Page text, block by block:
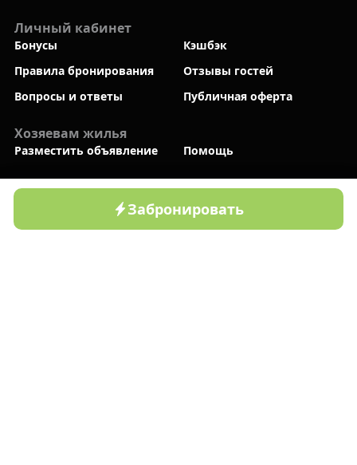
Дачи Зоны отдыха
Забронировать
Личный кабинет
Бонусы
Кэшбэк
Правила бронирования
Отзывы гостей
Вопросы и ответы
Публичная оферта
Хозяевам жилья
Разместить объявление Помощь
Компании
Связаться с нами
Блог
Политика